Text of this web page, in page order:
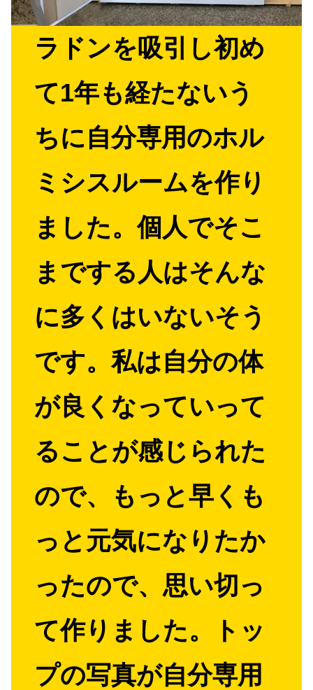
ラドンを吸引し初め
て1年も経たないう
ちに自分専用のホル
ミシスルームを作り
ました。個人でそこ
までする人はそんな
に多くはいないそう
です。私は自分の体
が良くなっていって
ることが感じられた
ので、もっと早くも
っと元気になりたか
ったので、思い切っ
て作りました。トッ
プの写真が自分専用